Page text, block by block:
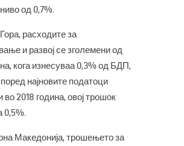
од 0,7%.
расходите за
и развој се зголемени од
кога изнесуваа 0,3% од БДП,
најновите податоци
во 2018 година, овој трошок
0,5%.
Македонија, трошењето за